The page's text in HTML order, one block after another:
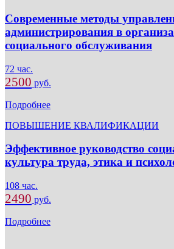
Современные методы
администрирования в
социального обслуживания
72 час.
2500 руб.
Подробнее
ПОВЫШЕНИЕ КВАЛИФИКАЦИИ
Эффективное руководство
культура труда, этика и
108 час.
2490 руб.
Подробнее